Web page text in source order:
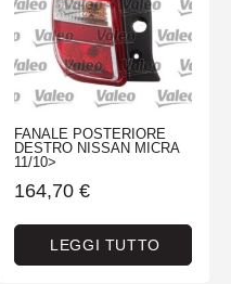
FANALE POSTERIORE
DESTRO NISSAN MICRA
11/10>
164,70 €
LEGGI TUTTO